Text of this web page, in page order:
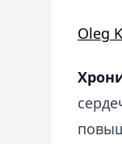
Oleg